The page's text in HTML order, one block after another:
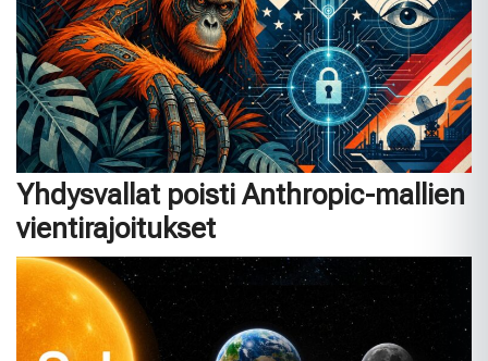
Yhdysvallat poisti Anthropic-mallien
vientirajoitukset